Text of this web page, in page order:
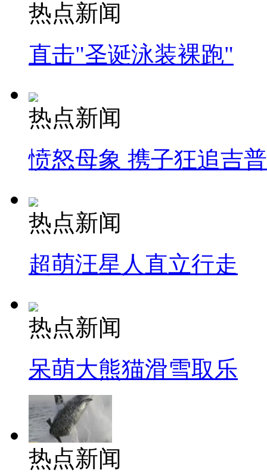
热点新闻
直击"圣诞泳装裸跑"
热点新闻
愤怒母象 携子狂追吉
热点新闻
超萌汪星人直立行走
热点新闻
呆萌大熊猫滑雪取乐
热点新闻